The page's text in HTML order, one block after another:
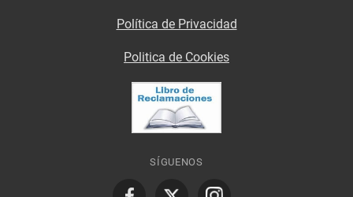
Política de Privacidad
Politica de Cookies
SÍGUENOS